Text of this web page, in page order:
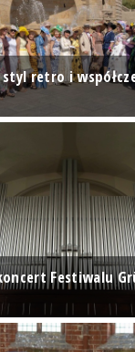
retro i
Festiwalu